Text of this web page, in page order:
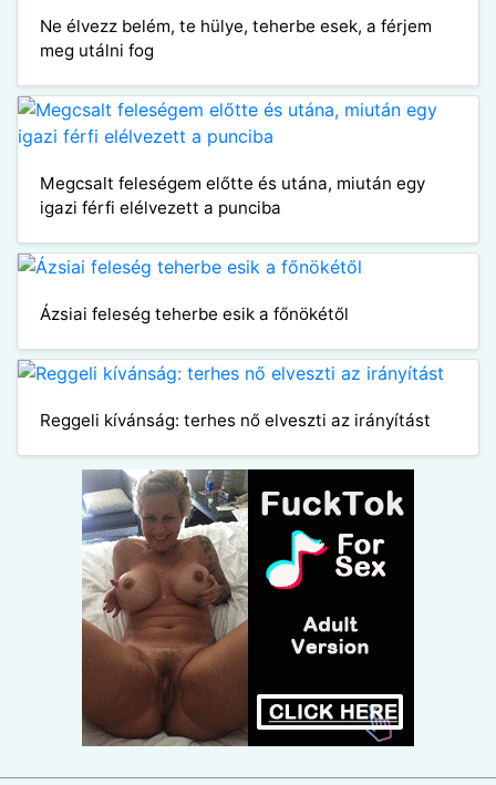
Ne élvezz belém, te hülye, teherbe esek, a férjem
meg utálni fog
Megcsalt feleségem előtte és utána, miután egy
igazi férfi elélvezett a punciba
Ázsiai feleség teherbe esik a főnökétől
Reggeli kívánság: terhes nő elveszti az irányítást